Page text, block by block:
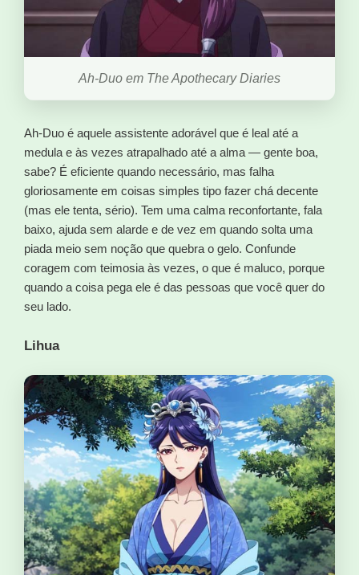
Ah-Duo em The Apothecary Diaries
Ah-Duo é aquele assistente adorável que é leal até a
medula e às vezes atrapalhado até a alma — gente boa,
sabe? É eficiente quando necessário, mas falha
gloriosamente em coisas simples tipo fazer chá decente
(mas ele tenta, sério). Tem uma calma reconfortante, fala
baixo, ajuda sem alarde e de vez em quando solta uma
piada meio sem noção que quebra o gelo. Confunde
coragem com teimosia às vezes, o que é maluco, porque
quando a coisa pega ele é das pessoas que você quer do
seu lado.
Lihua